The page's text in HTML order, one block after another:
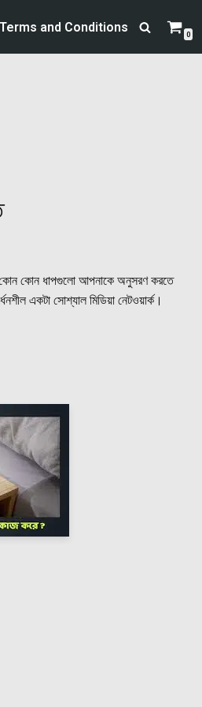
Terms and Conditions 0
কোন ধাপগুলো আপনাকে অনুসরণ করতে
একটা সোশ্যাল মিডিয়া নেটওয়ার্ক।